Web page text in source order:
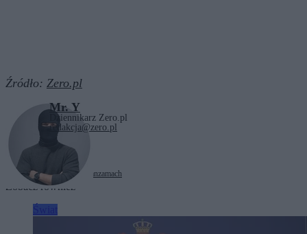
Źródło: Zero.pl
Mr. Y
Dziennikarz Zero.pl
redakcja@zero.pl
Tagi: Jan Paweł II Watykanzamach
Zobacz również